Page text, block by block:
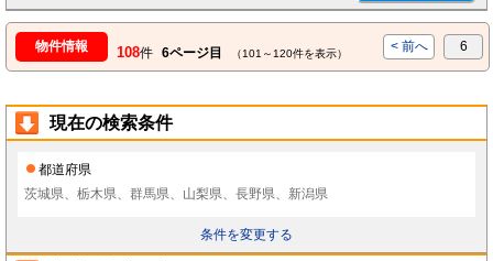
物件情報 108件 6ページ目 （101～120件を表示） < 前へ 6
現在の検索条件
都道府県
茨城県、栃木県、群馬県、山梨県、長野県、新潟県
条件を変更する